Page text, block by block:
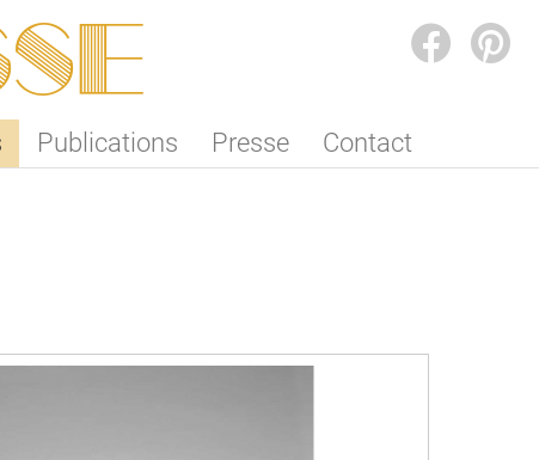
Publications Presse Contact